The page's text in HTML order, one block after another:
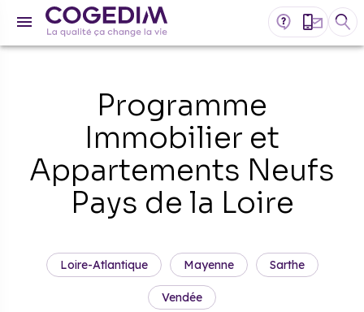
Programme
Immobilier et
Appartements Neufs
Pays de la Loire
Loire-Atlantique Mayenne Sarthe
Vendée